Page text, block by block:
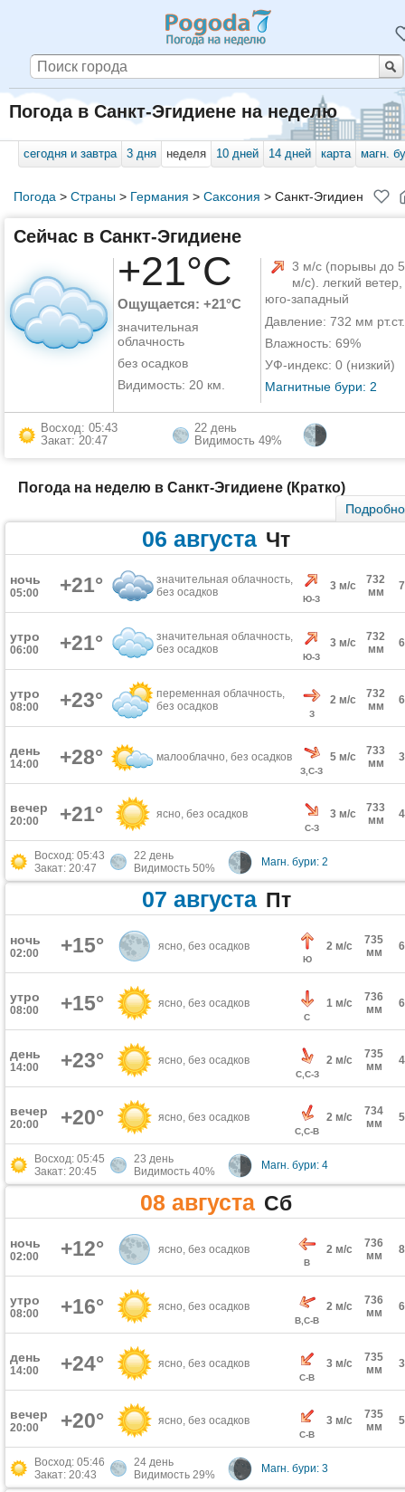
Погода в Санкт-Эгидиене на неделю
сегодня и завтра 3 дня неделя 10 дней 14 дней карта магн.
Погода > Страны> Германия > Саксония > Санкт-Эгидиен
Сейчас в Санкт-Эгидиене
+21°C
Ощущается: +21°C
значительная
облачность
без осадков
Видимость: 20 км.
3 м/с (порывы до 5
м/с). легкий ветер,
юго-западный
Давление: 732 мм рт.ст.
Влажность: 69%
УФ-индекс: 0 (низкий)
Магнитные бури: 2
Восход: 05:43
Закат: 20:47
22 день
Видимость 49%
Погода на неделю в Санкт-Эгидиене (Кратко)
Подробно
06 августа Чт
ночь
05:00 +21°
значительная облачность,
без осадков
Ю-З
3 м/с
732
мм
утро
06:00 +21°
значительная облачность,
без осадков
Ю-З
3 м/с
732
мм
утро
08:00 +23°
переменная облачность,
без осадков
З
2 м/с
732
мм
день
14:00 +28° малооблачно, без осадков
З,С-З
5 м/с
733
мм
вечер
20:00 +21° ясно, без осадков
С-З
3 м/с
733
мм
Восход: 05:43
Закат: 20:47
22 день
Видимость 50%
Магн. бури: 2
07 августа Пт
ночь
02:00 +15° ясно, без осадков
Ю
2 м/с
735
мм
утро
08:00 +15° ясно, без осадков
С
1 м/с
736
мм
день
14:00 +23° ясно, без осадков
С,С-З
2 м/с
735
мм
вечер
20:00 +20° ясно, без осадков
С,С-В
2 м/с
734
мм
Восход: 05:45
Закат: 20:45
23 день
Видимость 40%
Магн. бури: 4
08 августа Сб
ночь
02:00 +12° ясно, без осадков
В
2 м/с
736
мм
утро
08:00 +16° ясно, без осадков
В,С-В
2 м/с
736
мм
день
14:00 +24° ясно, без осадков
С-В
3 м/с
735
мм
вечер
20:00 +20° ясно, без осадков
С-В
3 м/с
735
мм
Восход: 05:46
Закат: 20:43
24 день
Видимость 29%
Магн. бури: 3